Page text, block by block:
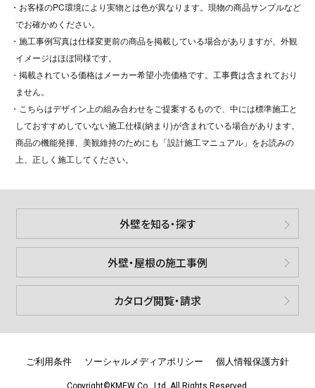
・お客様のPC環境により実物とは色が異なります。現物の商品サンプルなど
でお確かめください。
・施工事例写真は仕様変更前の商品を掲載している場合がありますが、外観
イメージはほぼ同様です。
・掲載されている価格はメーカー希望小売価格です。工事費は含まれており
ません。
・こちらはデザイン上の組み合わせをご提案するもので、中には標準施工と
しておすすめしていない施工仕様(納まり)が含まれている場合があります。
商品の機能発揮、美観維持のためにも「設計施工マニュアル」をお読みの
上、正しく施工してください。
外壁を知る・探す
外壁・屋根の施工事例
カタログ閲覧・請求
Copyright©KMEW Co., Ltd. All Rights Reserved.
ご利用条件 ソーシャルメディアポリシー 個人情報保護方針